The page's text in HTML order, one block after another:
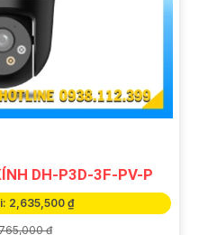
DH-P3D-3F-PV-P
2,635,500 ₫
₫